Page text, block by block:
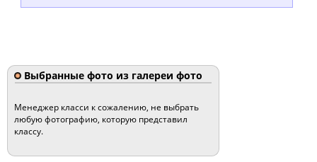
Выбранные фото из галереи фото
Менеджер класси к сожалению, не выбрать
любую фотографию, которую представил
классу.